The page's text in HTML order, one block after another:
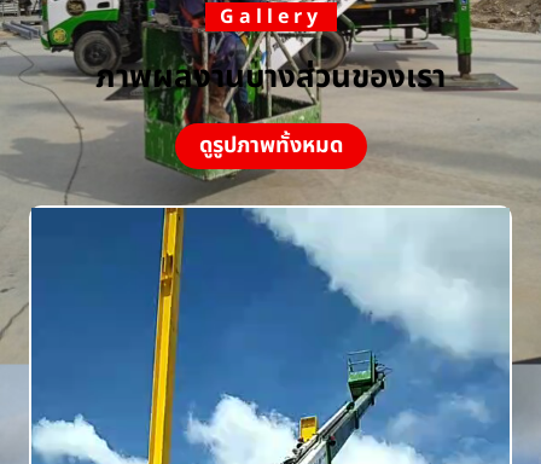
Gallery
ภาพผลงานบางส่วนของเรา
ดูรูปภาพทั้งหมด